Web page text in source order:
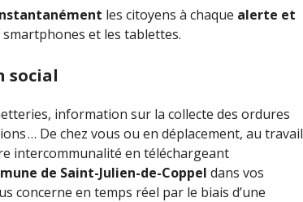
les citoyens à chaque alerte et
et les tablettes.
social
information sur la collecte des ordures
… De chez vous ou en déplacement, au travail
intercommunalité en téléchargeant
de Saint-Julien-de-Coppel dans vos
concerne en temps réel par le biais d’une